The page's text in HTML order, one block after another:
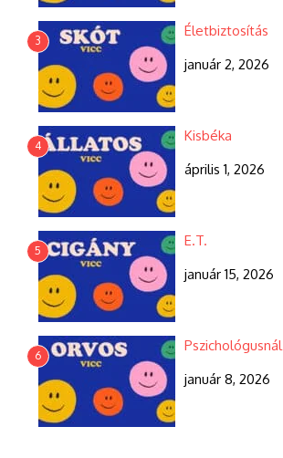
3
Életbiztosítás
január 2, 2026
4
Kisbéka
április 1, 2026
5
E.T.
január 15, 2026
6
Pszichológusnál
január 8, 2026